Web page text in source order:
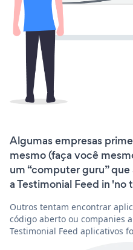
Algumas empresas
mesmo (faça você
um “computer guru”
a Testimonial Feed in 'no
Outros tentam encontrar
código aberto ou companies
Testimonial Feed aplicativos